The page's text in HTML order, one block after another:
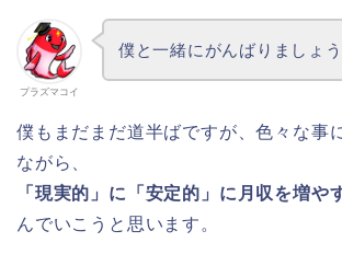
プラズマコイ
僕と一緒にがんばりましょう
僕もまだまだ道半ばですが、色々な事
ながら、
「現実的」に「安定的」に月収を増や
んでいこうと思います。